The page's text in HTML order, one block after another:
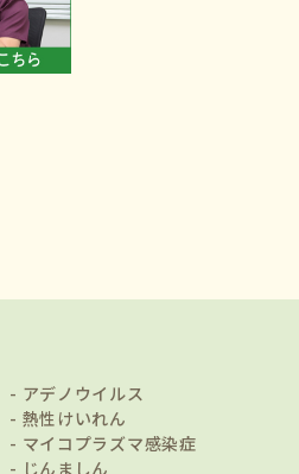
アデノウイルス
熱性けいれん
マイコプラズマ感染症
じんましん